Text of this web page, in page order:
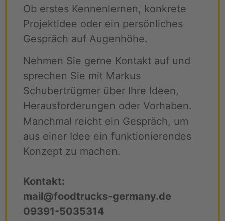
Ob erstes Kennenlernen, konkrete
Projektidee oder ein persönliches
Gespräch auf Augenhöhe.
Nehmen Sie gerne Kontakt auf und
sprechen Sie mit Markus
Schubertrügmer über Ihre Ideen,
Herausforderungen oder Vorhaben.
Manchmal reicht ein Gespräch, um
aus einer Idee ein funktionierendes
Konzept zu machen.
Kontakt:
mail@foodtrucks-germany.de
09391-5035314